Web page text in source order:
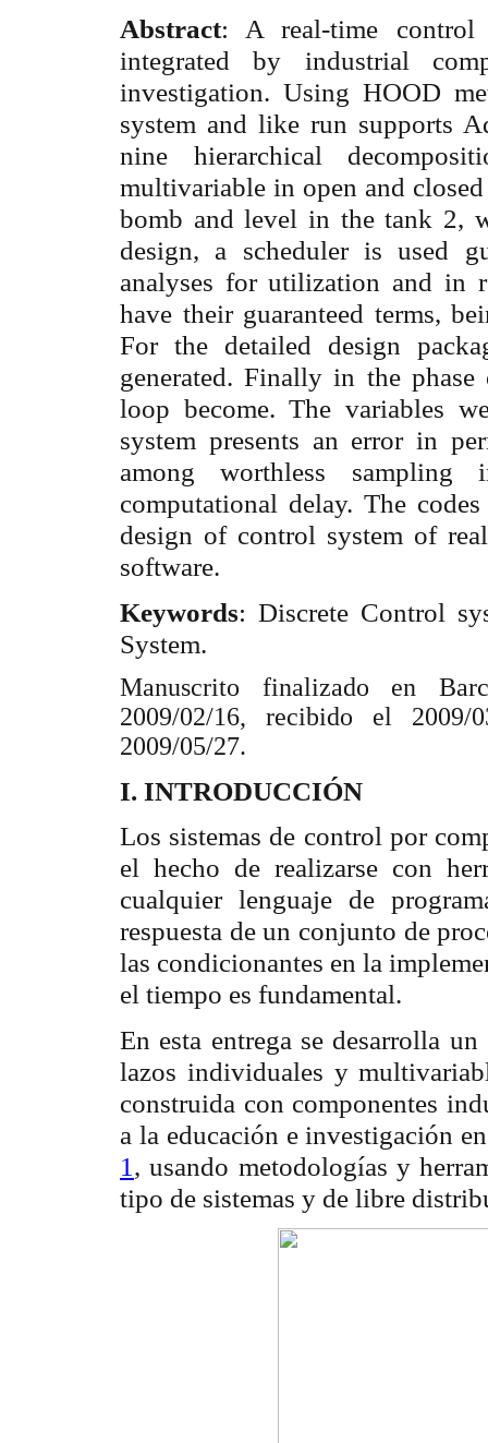
Abstract: A real-time
integrated by industrial
investigation. Using HOOD
system and like run supports
nine hierarchical
multivariable in open and
bomb and level in the tank 2,
design, a scheduler is used
analyses for utilization and in
have their guaranteed terms,
For the detailed design
generated. Finally in the
loop become. The variables
system presents an error in
among worthless
computational delay. The
design of control system of
software.
Keywords: Discrete Control
System.
Manuscrito finalizado en
2009/02/16, recibido el
2009/05/27.
I. INTRODUCCIÓN
Los sistemas de control por
el hecho de realizarse con
cualquier lenguaje de
respuesta de un conjunto de
las condicionantes en la
el tiempo es fundamental.
En esta entrega se desarrolla
lazos individuales y
construida con componentes
a la educación e investigación
1 , usando metodologías y
tipo de sistemas y de libre